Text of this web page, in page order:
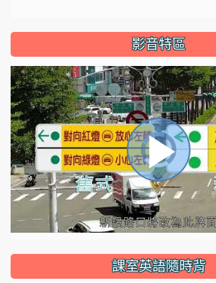
影音特區
視
頻
播
放
正
播
放
課室英語隨時背